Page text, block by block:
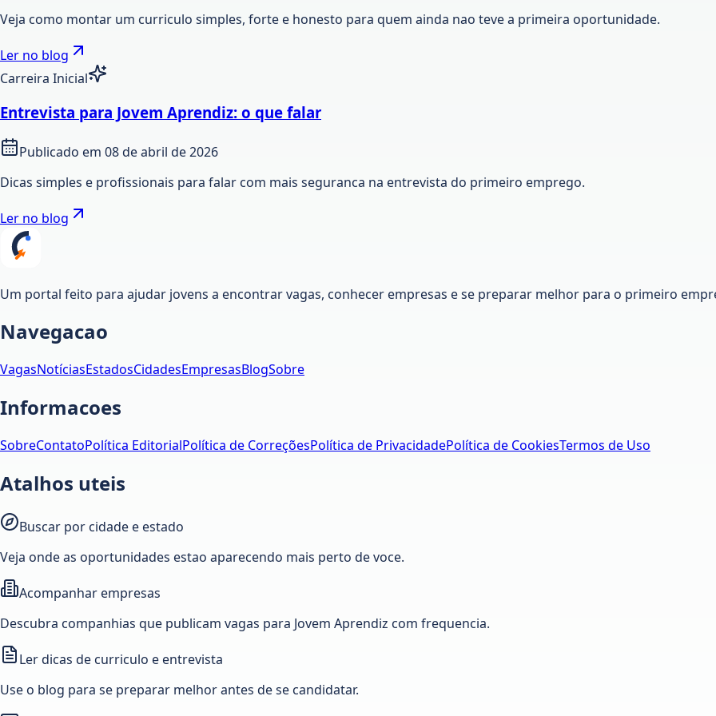
Veja como montar um curriculo simples, forte e honesto para quem ainda nao teve a primeira oportunidade.
Ler no blog
Carreira Inicial
Entrevista para Jovem Aprendiz: o que falar
Publicado em 08 de abril de 2026
Dicas simples e profissionais para falar com mais seguranca na entrevista do primeiro emprego.
Ler no blog
Um portal feito para ajudar jovens a encontrar vagas, conhecer empresas e se preparar melhor para o primeiro
Navegacao
VagasNotíciasEstadosCidadesEmpresasBlogSobre
Informacoes
SobreContatoPolítica EditorialPolítica de CorreçõesPolítica de PrivacidadePolítica de CookiesTermos de Uso
Atalhos uteis
Buscar por cidade e estado
Veja onde as oportunidades estao aparecendo mais perto de voce.
Acompanhar empresas
Descubra companhias que publicam vagas para Jovem Aprendiz com frequencia.
Ler dicas de curriculo e entrevista
Use o blog para se preparar melhor antes de se candidatar.